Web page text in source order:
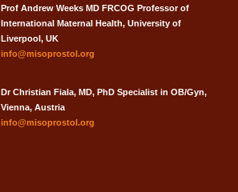
Prof Andrew Weeks MD FRCOG Professor of
International Maternal Health, University of
Liverpool, UK
info@misoprostol.org
Dr Christian Fiala, MD, PhD Specialist in OB/Gyn,
Vienna, Austria
info@misoprostol.org